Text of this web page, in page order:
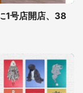
1号店開店、38